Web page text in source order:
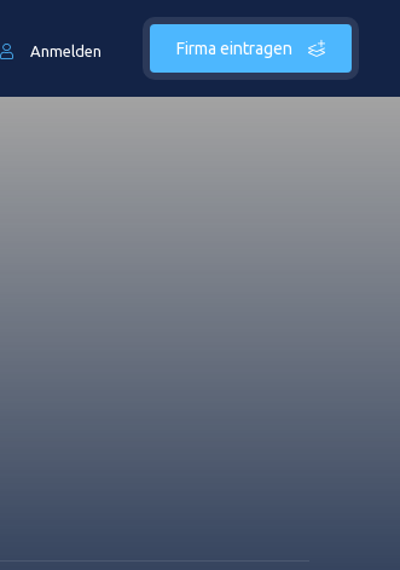
Firma eintragen
Anmelden